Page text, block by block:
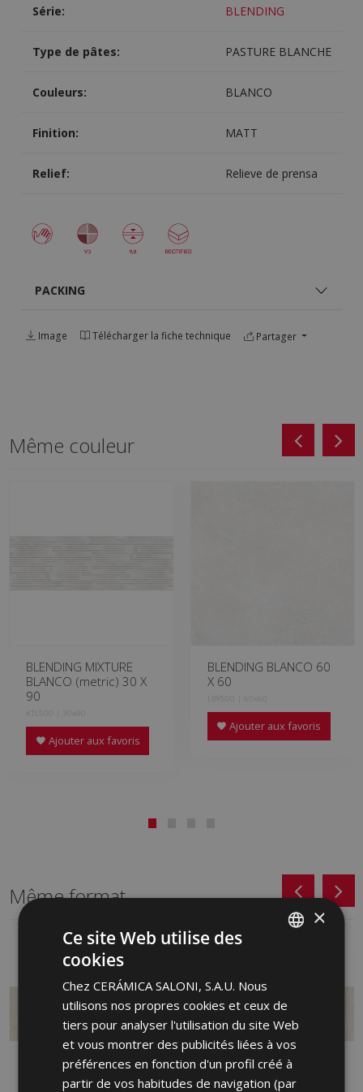
Série: BLENDING
Type de pâtes: PASTURE BLANCHE
Couleurs: BLANCO
Finition: MATT
Relief: Relieve de prensa
PACKING
Image Télécharger la fiche technique Partager
Même couleur
BLENDING MIXTURE
BLANCO (metric) 30 X
90
KTL500 | 30x90
Ajouter aux favoris
BLENDING BLANCO 60
X 60
LBY500 | 60x60
Ajouter aux favoris
Même format
ENGLISH
GERMAN
PORTUGUESE
×
Ce site Web utilise des
cookies
Chez CERÁMICA SALONI, S.A.U. Nous
utilisons nos propres cookies et ceux de
tiers pour analyser l'utilisation du site Web
et vous montrer des publicités liées à vos
préférences en fonction d'un profil créé à
partir de vos habitudes de navigation (par